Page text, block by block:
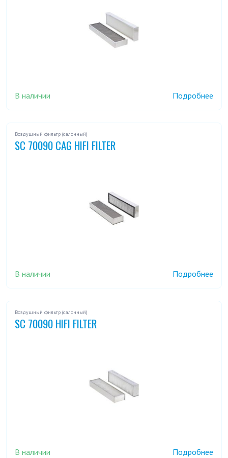
В наличии Подробнее
Воздушный фильтр (салонный)
SC 70090 CAG HIFI FILTER
В наличии Подробнее
Воздушный фильтр (салонный)
SC 70090 HIFI FILTER
В наличии Подробнее